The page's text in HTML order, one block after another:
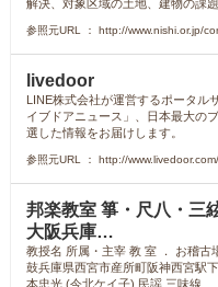
解決、対象区域の土地、建物の課
参照元URL ： http://www.nishi.or.jp/
livedoor
LINE株式会社が運営するポータル
イブドアニュース」、日本最大の
選した情報をお届けします。
参照元URL ： http://www.livedoor.com/
邦楽教室 箏・尺八・三
大阪兵庫…
教授名 所属・主宰 教 室 ． お稽古
鼓兵庫県西宮市産所町阪神西宮駅
本忠光 (今北ケイ子) 民謡 三味線